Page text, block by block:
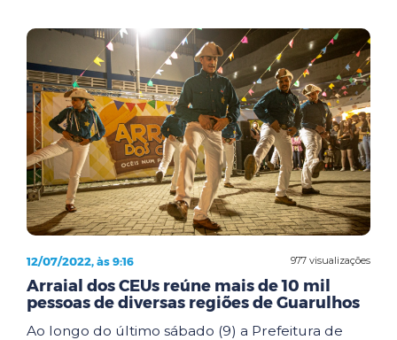
977 visualizações
12/07/2022, às 9:16
Arraial dos CEUs reúne mais de 10 mil
pessoas de diversas regiões de Guarulhos
Ao longo do último sábado (9) a Prefeitura de